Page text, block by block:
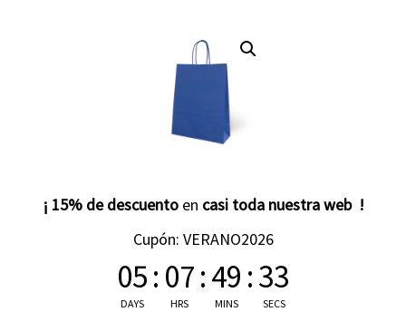
¡ 15% de descuento en casi toda nuestra web !
Cupón: VERANO2026
05
DAYS
: 07
HRS
:49
MINS
:33
SECS